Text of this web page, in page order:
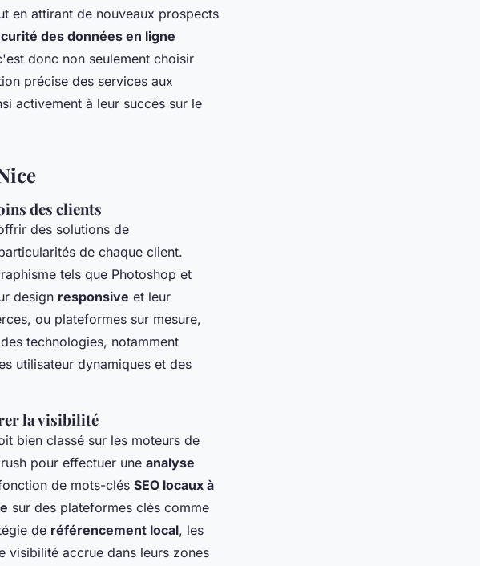
en attirant de nouveaux prospects
des données en ligne
donc non seulement choisir
précise des services aux
activement à leur succès sur le
des clients
des solutions de
de chaque client.
tels que Photoshop et
design responsive et leur
ou plateformes sur mesure,
technologies, notamment
utilisateur dynamiques et des
la visibilité
bien classé sur les moteurs de
pour effectuer une analyse
de mots-clés SEO locaux à
sur des plateformes clés comme
de référencement local, les
visibilité accrue dans leurs zones